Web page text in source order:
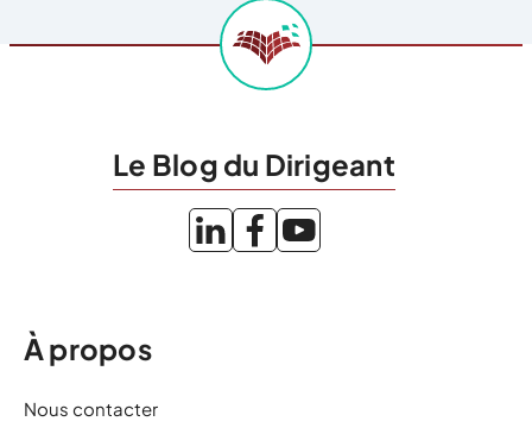
Le Blog du Dirigeant
À propos
Nous contacter